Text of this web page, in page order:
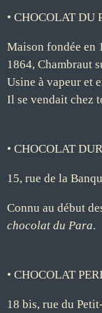
• CHOCOLAT DU
Maison fondée en
1864, Chambraut
Usine à vapeur et
Il se vendait chez
• CHOCOLAT
15, rue de la
Connu au début
chocolat du Para.
• CHOCOLAT
18 bis, rue du